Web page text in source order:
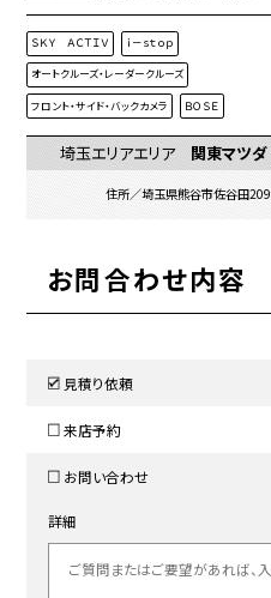
ＳＫＹ ＡＣＴＩＶ ｉ－ｓｔｏｐ
オートクルーズ・レーダークルーズ
フロント・サイド・バックカメラ ＢＯＳＥ
埼玉エリアエリア 関東マツ
住所／埼玉県熊谷市佐谷田
お問合わせ内容
見積り依頼
来店予約
お問い合わせ
詳細